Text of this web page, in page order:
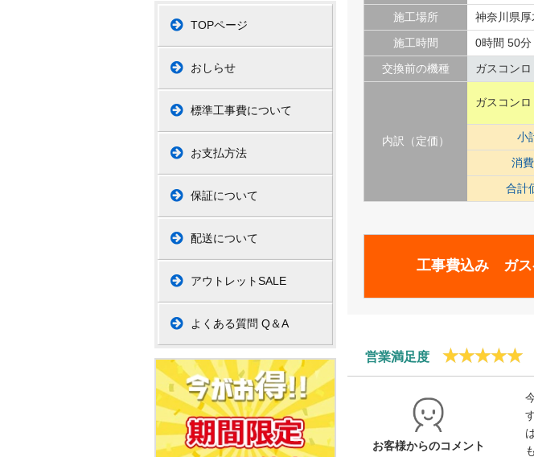
TOPページ
おしらせ
標準工事費について
お支払方法
保証について
配送について
アウトレットSALE
よくある質問 Q＆A
施工場所
神奈川県
施工時間
0時間 50分
交換前の機種
ガスコンロ
内訳（定価）
ガスコンロ
小
消
合計
工事費込み ガス
営業満足度
お客様からのコメント